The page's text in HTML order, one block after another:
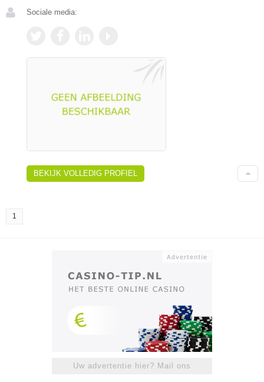
Sociale media:
BEKIJK VOLLEDIG PROFIEL
1
Uw advertentie hier? Mail ons